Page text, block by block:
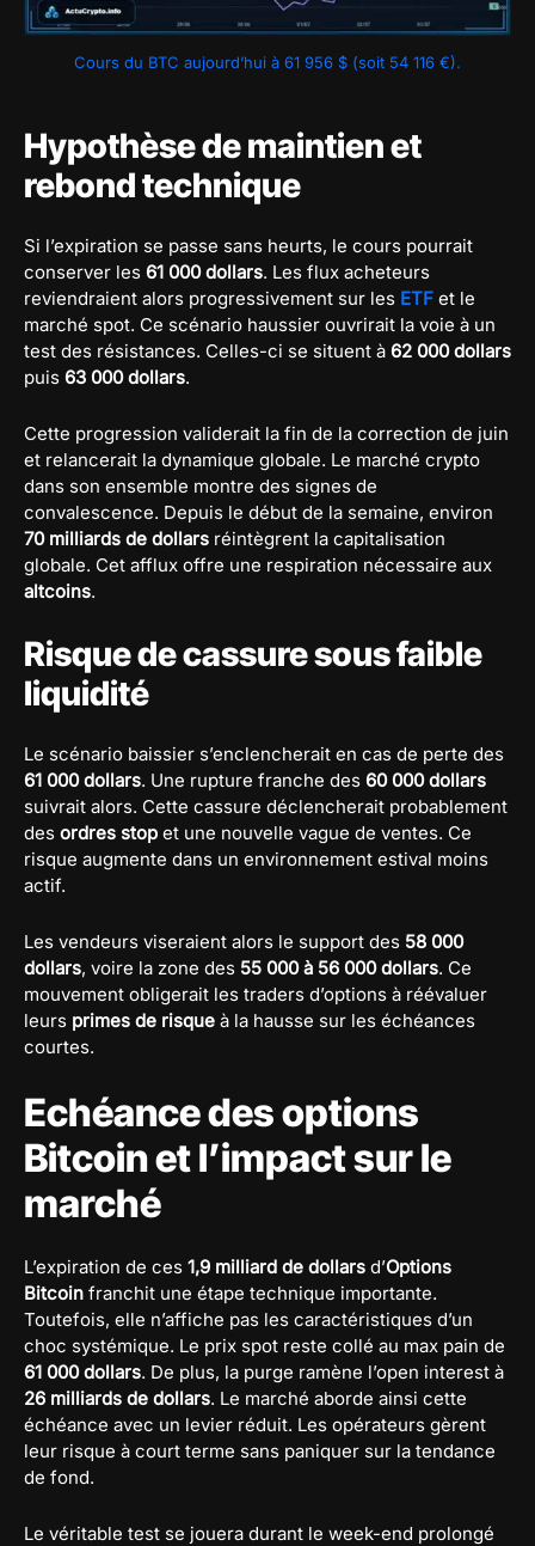
Cours du BTC aujourd’hui à 61 956 $ (soit 54 116 €).
Hypothèse de maintien et
rebond technique
Si l’expiration se passe sans heurts, le cours pourrait
conserver les 61 000 dollars. Les flux acheteurs
reviendraient alors progressivement sur les ETF et le
marché spot. Ce scénario haussier ouvrirait la voie à un
test des résistances. Celles-ci se situent à 62 000 dollars
puis 63 000 dollars.
Cette progression validerait la fin de la correction de juin
et relancerait la dynamique globale. Le marché crypto
dans son ensemble montre des signes de
convalescence. Depuis le début de la semaine, environ
70 milliards de dollars réintègrent la capitalisation
globale. Cet afflux offre une respiration nécessaire aux
altcoins.
Risque de cassure sous faible
liquidité
Le scénario baissier s’enclencherait en cas de perte des
61 000 dollars. Une rupture franche des 60 000 dollars
suivrait alors. Cette cassure déclencherait probablement
des ordres stop et une nouvelle vague de ventes. Ce
risque augmente dans un environnement estival moins
actif.
Les vendeurs viseraient alors le support des 58 000
dollars, voire la zone des 55 000 à 56 000 dollars. Ce
mouvement obligerait les traders d’options à réévaluer
leurs primes de risque à la hausse sur les échéances
courtes.
Echéance des options
Bitcoin et l’impact sur le
marché
L’expiration de ces 1,9 milliard de dollars d’Options
Bitcoin franchit une étape technique importante.
Toutefois, elle n’affiche pas les caractéristiques d’un
choc systémique. Le prix spot reste collé au max pain de
61 000 dollars. De plus, la purge ramène l’open interest à
26 milliards de dollars. Le marché aborde ainsi cette
échéance avec un levier réduit. Les opérateurs gèrent
leur risque à court terme sans paniquer sur la tendance
de fond.
Le véritable test se jouera durant le week-end prolongé